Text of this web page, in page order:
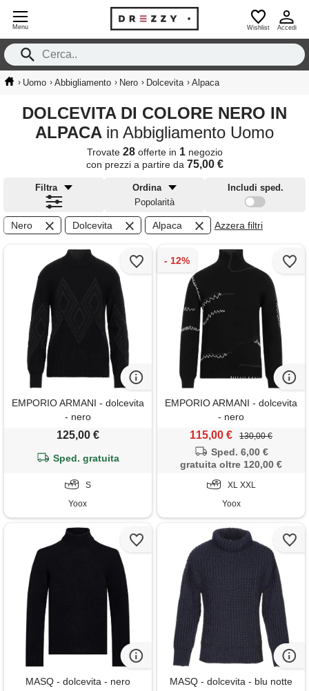
Menu Wishlist Accedi
› Uomo › Abbigliamento › Nero › Dolcevita › Alpaca
DOLCEVITA DI COLORE NERO IN
ALPACA in Abbigliamento Uomo
Trovate 28offerte in 1negozio
con prezzi a partire da 75,00 €
Filtra
Ordina
Popolarità
Includi sped.
Nero Dolcevita Alpaca Azzera filtri
EMPORIO ARMANI - dolcevita
- nero
125,00 €
Sped. gratuita
S
Yoox
EMPORIO ARMANI - dolcevita
- nero
115,00 € 130,00 €
Sped. 6,00 €
gratuita oltre 120,00 €
XL XXL
Yoox
MASQ - dolcevita - nero MASQ - dolcevita - blu notte